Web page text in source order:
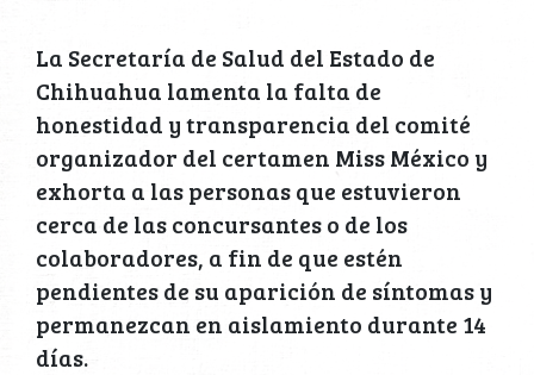
La Secretaría de Salud del Estado de
Chihuahua lamenta la falta de
honestidad y transparencia del comité
organizador del certamen Miss México y
exhorta a las personas que estuvieron
cerca de las concursantes o de los
colaboradores, a fin de que estén
pendientes de su aparición de síntomas y
permanezcan en aislamiento durante 14
días.